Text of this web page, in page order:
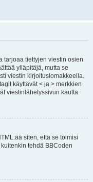
tarjoaa tiettyjen viestin osien
ylläpitäjä, mutta se
viestin kirjoituslomakkeella.
käyttävät < ja > merkkien
viestinlähetyssivun kautta.
siten, että se toimisi
tehdä BBCoden